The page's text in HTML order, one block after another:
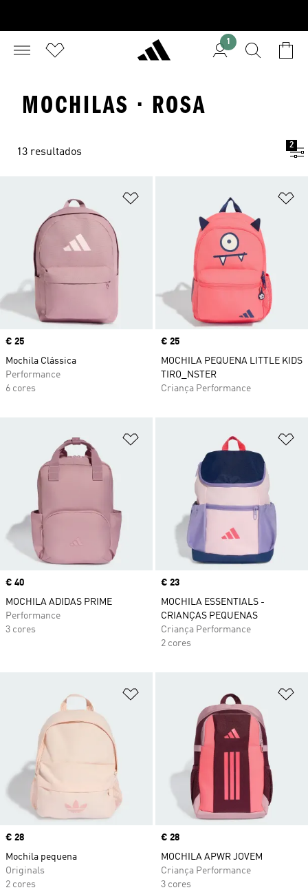
1
MOCHILAS · ROSA
13 resultados
2
Adicionar à Lista de Desejos
Price
€ 25
Mochila Clássica
Performance
6 cores
Price
€ 25
MOCHILA PEQUENA LITTLE KIDS
TIRO_NSTER
Criança Performance
Adicionar à Lista de Desejos
Price
€ 40
MOCHILA ADIDAS PRIME
Performance
3 cores
Price
€ 23
MOCHILA ESSENTIALS -
CRIANÇAS PEQUENAS
Criança Performance
2 cores
Adicionar à Lista de Desejos
Price
€ 28
Mochila pequena
Originals
2 cores
Price
€ 28
MOCHILA APWR JOVEM
Criança Performance
3 cores